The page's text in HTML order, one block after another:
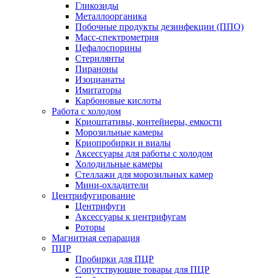
Гликозиды
Металлоорганика
Побочные продукты дезинфекции (ППО)
Масс-спектрометрия
Цефалоспорины
Стерилянты
Пираноны
Изоцианаты
Имитаторы
Карбоновые кислоты
Работа с холодом
Криоштативы, контейнеры, емкости
Морозильные камеры
Криопробирки и виалы
Аксессуары для работы с холодом
Холодильные камеры
Стеллажи для морозильных камер
Мини-охладители
Центрифугирование
Центрифуги
Аксессуары к центрифугам
Роторы
Магнитная сепарация
ПЦР
Пробирки для ПЦР
Сопутствующие товары для ПЦР